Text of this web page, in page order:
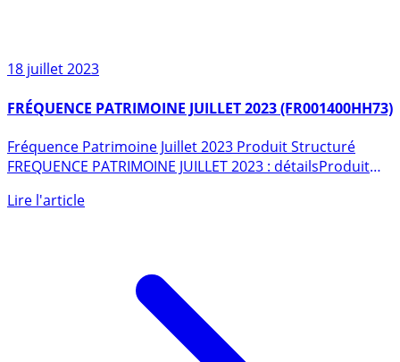
18 juillet 2023
FRÉQUENCE PATRIMOINE JUILLET 2023 (FR001400HH73)
FREQUENCE PATRIMOINE JUILLET 2023 : détailsProduit